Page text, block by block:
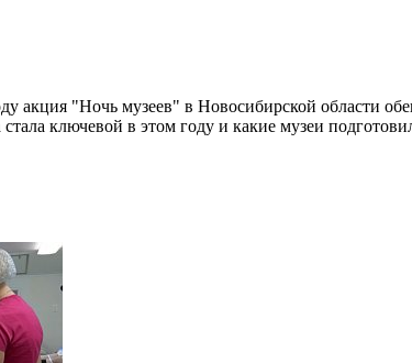
акция "Ночь музеев" в Новосибирской области
ключевой в этом году и какие музеи